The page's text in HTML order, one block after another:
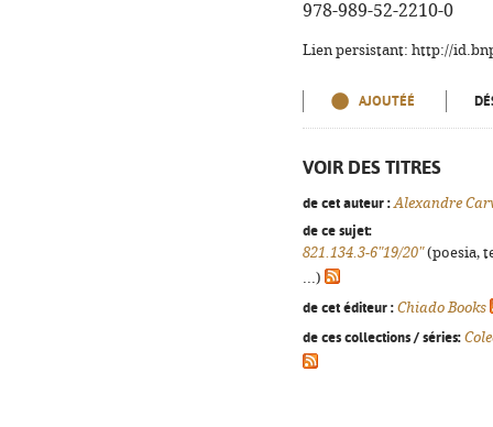
978-989-52-2210-0
Lien persistant: http://
AJOUTÉÉ
VOIR DES TITRES
de cet auteur : Alexandre
de ce sujet:
821.134.3-6"19/20"(poesia,
...)
de cet éditeur : Chiado Books
de ces collections / séries: